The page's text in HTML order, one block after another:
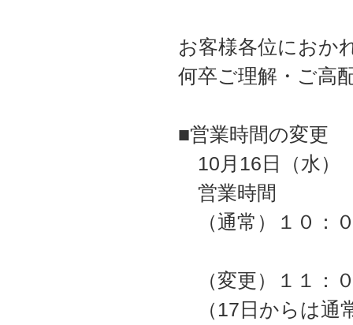
お客様各位におか
何卒ご理解・ご高
■営業時間の変更
10月16日（水）
営業時間
（通常）１０：
（変更）１１：
（17日からは通